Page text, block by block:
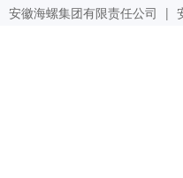
安徽海螺集团有限责任公司 |